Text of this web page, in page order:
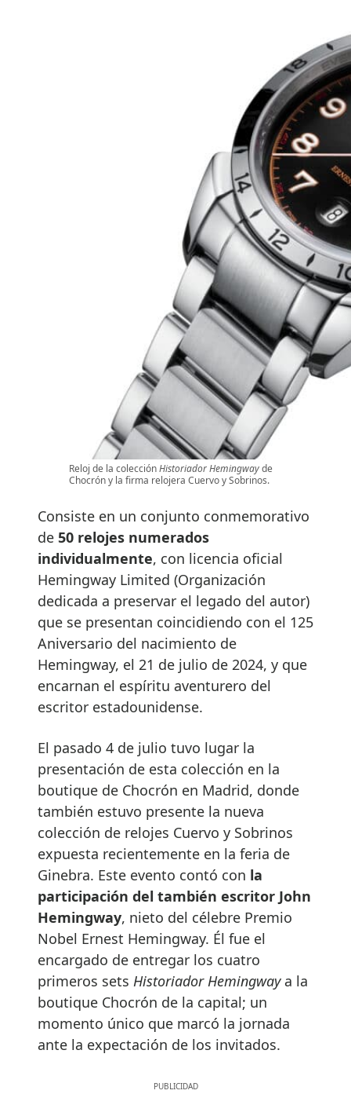
Reloj de la colecciónHistoriador Hemingwayde
Chocrón y la firma relojera Cuervo y Sobrinos.
Consiste en un conjunto conmemorativo
de 50 relojes numerados
individualmente, con licencia oficial
Hemingway Limited (Organización
dedicada a preservar el legado del autor)
que se presentan coincidiendo con el 125
Aniversario del nacimiento de
Hemingway, el 21 de julio de 2024, y que
encarnan el espíritu aventurero del
escritor estadounidense.
El pasado 4 de julio tuvo lugar la
presentación de esta colección en la
boutique de Chocrón en Madrid, donde
también estuvo presente la nueva
colección de relojes Cuervo y Sobrinos
expuesta recientemente en la feria de
Ginebra. Este evento contó con la
participación del también escritor John
Hemingway, nieto del célebre Premio
Nobel Ernest Hemingway. Él fue el
encargado de entregar los cuatro
primeros sets Historiador Hemingway a la
boutique Chocrón de la capital; un
momento único que marcó la jornada
ante la expectación de los invitados.